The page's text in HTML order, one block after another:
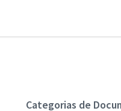
Categorias de